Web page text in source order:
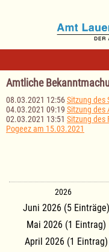
Amtliche
08.03.2021 12:56Sitzung des
04.03.2021 09:19 Sitzung des
02.03.2021 13:51 Sitzung des
Pogeez am 15.03.2021
2026
Juni 2026 (5 Einträge)
Mai 2026 (1 Eintrag)
April 2026 (1 Eintrag)